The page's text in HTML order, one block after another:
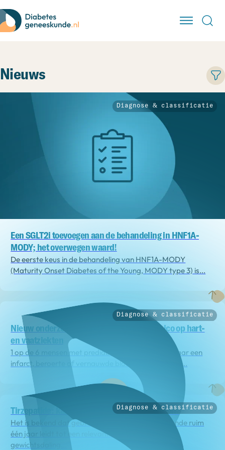
Nieuws
Diagnose & classificatie
Een SGLT2i toevoegen aan de behandeling in HNF1A-
MODY; het overwegen waard!
De eerste keus in de behandeling van HNF1A-MODY
(Maturity Onset Diabetes of the Young, MODY type 3) is...
Diagnose & classificatie
Nieuw onderzoek: prediabetes vergroot risico op hart-
en vaatziekten
1 op de 6 mensen met prediabetes krijgt binnen 8 jaar een
infarct, beroerte of vernauwde bloedvaten Mensen...
Diagnose & classificatie
Tirzepatide: kan het type 2 diabetes uitstellen?
Het is bekend dat gebruik van tirzepatide gedurende ruim
één jaar leidt tot een relevante en aanhoudende
gewichtsdaling...